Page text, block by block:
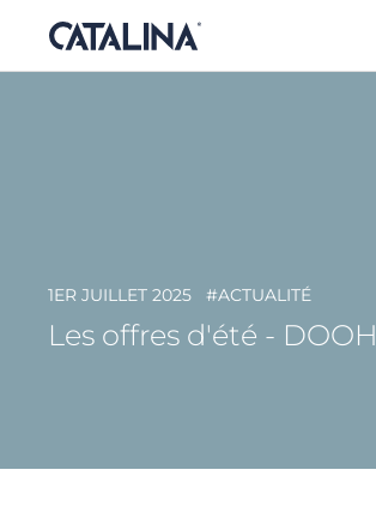
1ER JUILLET 2025 #ACTUALITÉ
Les offres d'été - DOOH